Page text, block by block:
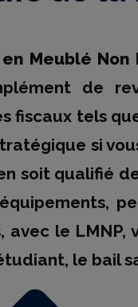
Meublé Non
de
fiscaux tels
si
soit qualifié
le
le bail